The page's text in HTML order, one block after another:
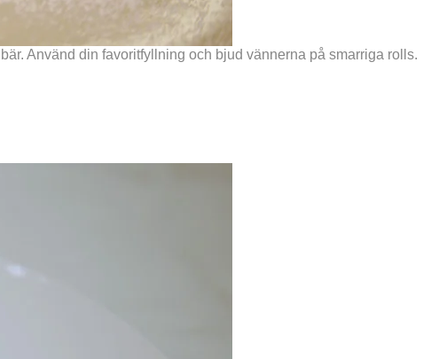
Använd din favoritfyllning och bjud vännerna på smarriga rolls.